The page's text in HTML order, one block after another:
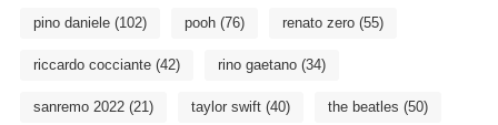
pino daniele(102) pooh(76) renato zero(55)
riccardo cocciante(42) rino gaetano(34)
sanremo 2022(21) taylor swift(40) the beatles (50)